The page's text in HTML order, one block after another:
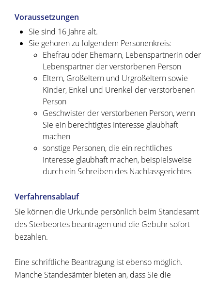
Voraussetzungen
Sie sind 16 Jahre alt.
Sie gehören zu folgendem Personenkreis:
Ehefrau oder Ehemann, Lebenspartnerin oder
Lebenspartner der verstorbenen Person
Eltern, Großeltern und Urgroßeltern sowie
Kinder, Enkel und Urenkel der verstorbenen
Person
Geschwister der verstorbenen Person, wenn
Sie ein berechtigtes Interesse glaubhaft
machen
sonstige Personen, die ein rechtliches
Interesse glaubhaft machen, beispielsweise
durch ein Schreiben des Nachlassgerichtes
Verfahrensablauf
Sie können die Urkunde persönlich beim Standesamt
des Sterbeortes beantragen und die Gebühr sofort
bezahlen.
Eine schriftliche Beantragung ist ebenso möglich.
Manche Standesämter bieten an, dass Sie die